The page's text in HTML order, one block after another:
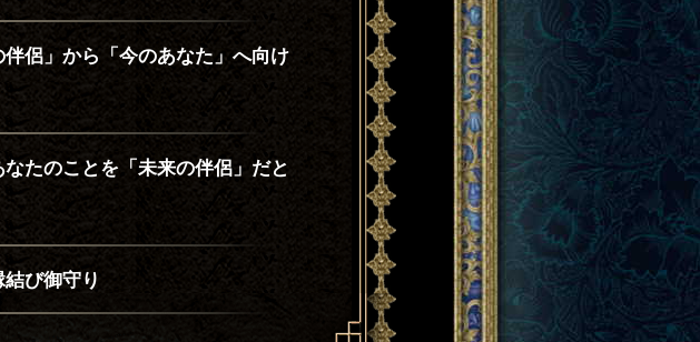
侶」から「今のあなた」へ向け
たのことを「未来の伴侶」だと
び御守り